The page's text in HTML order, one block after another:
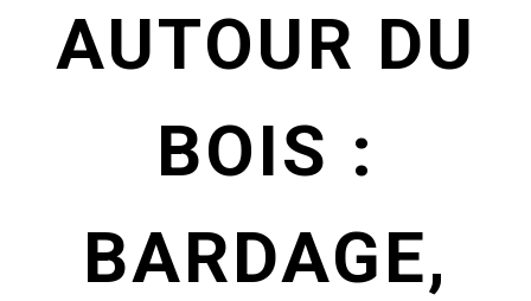
AUTOUR DU
BOIS :
BARDAGE,